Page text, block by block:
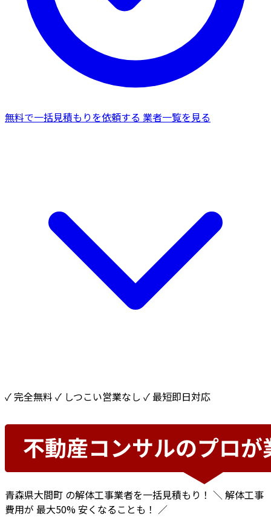
無料で一括見積もりを依頼する 業者一覧を見る
✓ 完全無料 ✓ しつこい営業なし ✓ 最短即日対応
青森県大間町 の解体工事業者を一括見積もり！ ＼ 解体工事
費用が 最大50%安くなることも！ ／